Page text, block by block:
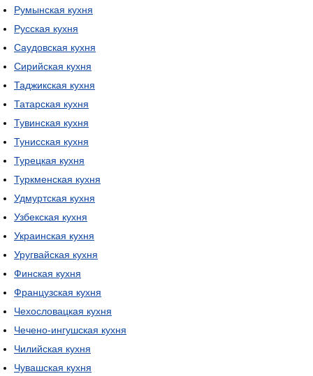
Румынская кухня
Русская кухня
Саудовская кухня
Сирийская кухня
Таджикская кухня
Татарская кухня
Тувинская кухня
Тунисская кухня
Турецкая кухня
Туркменская кухня
Удмуртская кухня
Узбекская кухня
Украинская кухня
Уругвайская кухня
Финская кухня
Французская кухня
Чехословацкая кухня
Чечено-ингушская кухня
Чилийская кухня
Чувашская кухня